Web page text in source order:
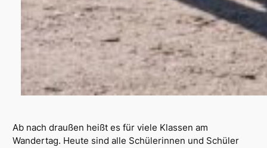
Ab nach draußen heißt es für viele Klassen am
Wandertag. Heute sind alle Schülerinnen und Schüler